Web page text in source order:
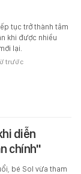
tục trở thành tâm
khi được nhiều
lại.
trước
diễn
chính"
bé Sol vừa tham